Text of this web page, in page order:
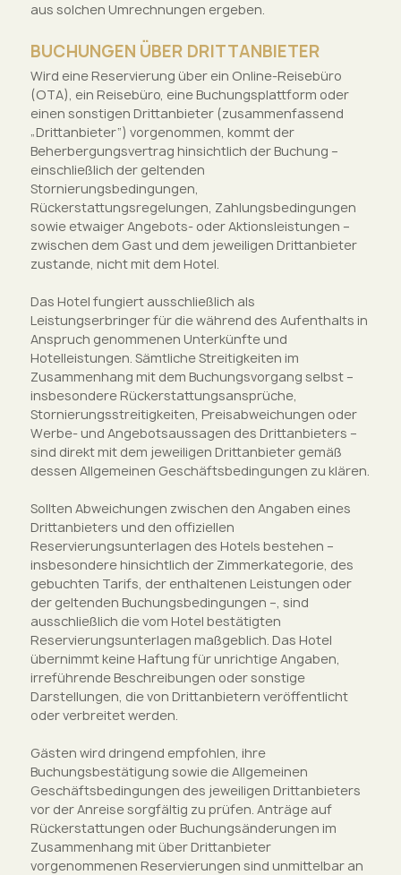
aus solchen Umrechnungen ergeben.
BUCHUNGEN ÜBER DRITTANBIETER
Wird eine Reservierung über ein Online-Reisebüro
(OTA), ein Reisebüro, eine Buchungsplattform oder
einen sonstigen Drittanbieter (zusammenfassend
„Drittanbieter“) vorgenommen, kommt der
Beherbergungsvertrag hinsichtlich der Buchung –
einschließlich der geltenden
Stornierungsbedingungen,
Rückerstattungsregelungen, Zahlungsbedingungen
sowie etwaiger Angebots- oder Aktionsleistungen –
zwischen dem Gast und dem jeweiligen Drittanbieter
zustande, nicht mit dem Hotel.
Das Hotel fungiert ausschließlich als
Leistungserbringer für die während des Aufenthalts in
Anspruch genommenen Unterkünfte und
Hotelleistungen. Sämtliche Streitigkeiten im
Zusammenhang mit dem Buchungsvorgang selbst –
insbesondere Rückerstattungsansprüche,
Stornierungsstreitigkeiten, Preisabweichungen oder
Werbe- und Angebotsaussagen des Drittanbieters –
sind direkt mit dem jeweiligen Drittanbieter gemäß
dessen Allgemeinen Geschäftsbedingungen zu klären.
Sollten Abweichungen zwischen den Angaben eines
Drittanbieters und den offiziellen
Reservierungsunterlagen des Hotels bestehen –
insbesondere hinsichtlich der Zimmerkategorie, des
gebuchten Tarifs, der enthaltenen Leistungen oder
der geltenden Buchungsbedingungen –, sind
ausschließlich die vom Hotel bestätigten
Reservierungsunterlagen maßgeblich. Das Hotel
übernimmt keine Haftung für unrichtige Angaben,
irreführende Beschreibungen oder sonstige
Darstellungen, die von Drittanbietern veröffentlicht
oder verbreitet werden.
Gästen wird dringend empfohlen, ihre
Buchungsbestätigung sowie die Allgemeinen
Geschäftsbedingungen des jeweiligen Drittanbieters
vor der Anreise sorgfältig zu prüfen. Anträge auf
Rückerstattungen oder Buchungsänderungen im
Zusammenhang mit über Drittanbieter
vorgenommenen Reservierungen sind unmittelbar an